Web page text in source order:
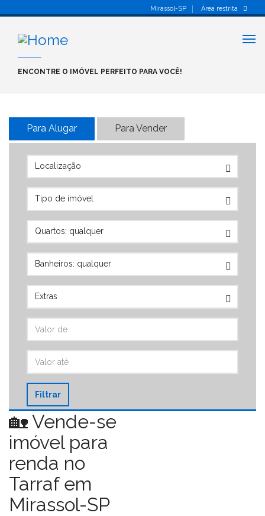
Mirassol-SP Área restrita
ENCONTRE O IMÓVEL PERFEITO PARA VOCÊ!
Para Alugar Para Vender
Filtrar
🏡 Vende-se
imóvel para
renda no
Tarraf em
Mirassol-SP